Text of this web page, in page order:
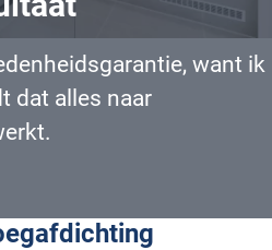
want ik
dat alles naar